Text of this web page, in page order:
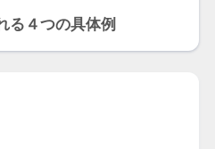
る４つの具体例